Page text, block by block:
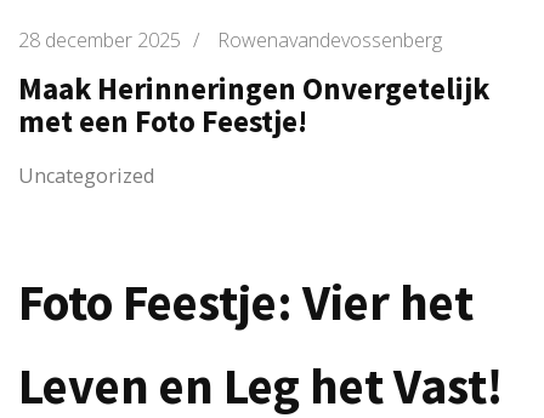
28 december 2025 / Rowenavandevossenberg
Maak Herinneringen Onvergetelijk
met een Foto Feestje!
Uncategorized
Foto Feestje: Vier het
Leven en Leg het Vast!